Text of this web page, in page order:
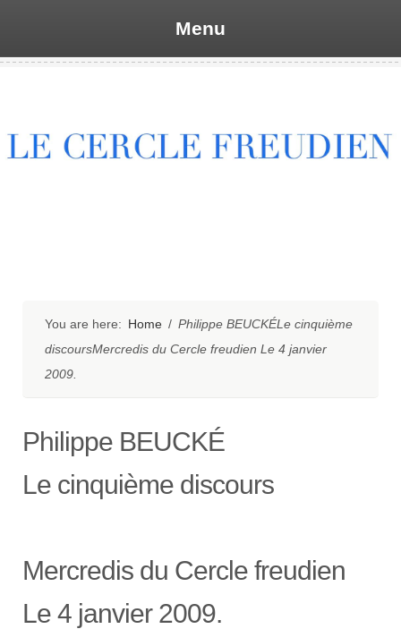
Menu
You are here: Home / Philippe BEUCKÉLe cinquième
discoursMercredis du Cercle freudien Le 4 janvier
2009.
Philippe BEUCKÉ
Le cinquième discours
Mercredis du Cercle freudien
Le 4 janvier 2009.